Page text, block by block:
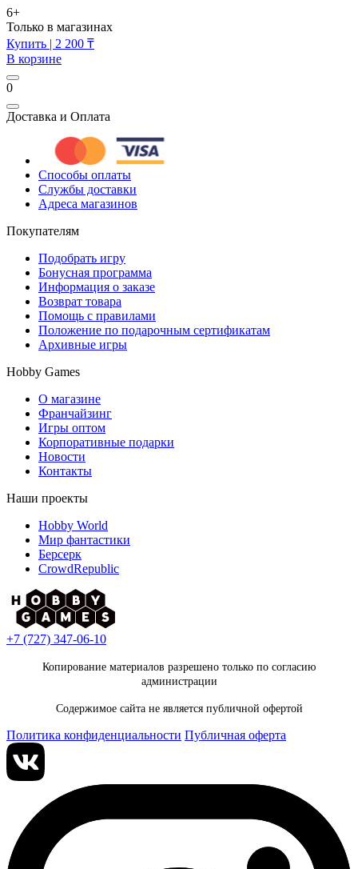
6+
Только в магазинах
Купить | 2 200 ₸
В корзине
0
Доставка и Оплата
Способы оплаты
Службы доставки
Адреса магазинов
Покупателям
Подобрать игру
Бонусная программа
Информация о заказе
Возврат товара
Помощь с правилами
Положение по подарочным сертификатам
Архивные игры
Hobby Games
О магазине
Франчайзинг
Игры оптом
Корпоративные подарки
Новости
Контакты
Наши проекты
Hobby World
Мир фантастики
Берсерк
CrowdRepublic
+7 (727) 347-06-10
Копирование материалов разрешено только по согласию
администрации
Содержимое сайта не является публичной офертой
Политика конфиденциальности Публичная оферта